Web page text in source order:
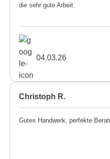
die sehr gute Arbeit.
04.03.26
Christoph R.
Gutes Handwerk, perfekte